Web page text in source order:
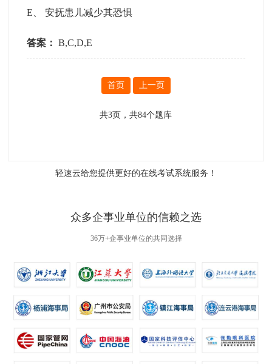
E 、安抚患儿减少其恐惧
答案： B,C,D,E
首页 上一页
共3页，共84个题库
轻速云给您提供更好的在线考试系统服务！
众多企事业单位的信赖之选
36万+企事业单位的共同选择